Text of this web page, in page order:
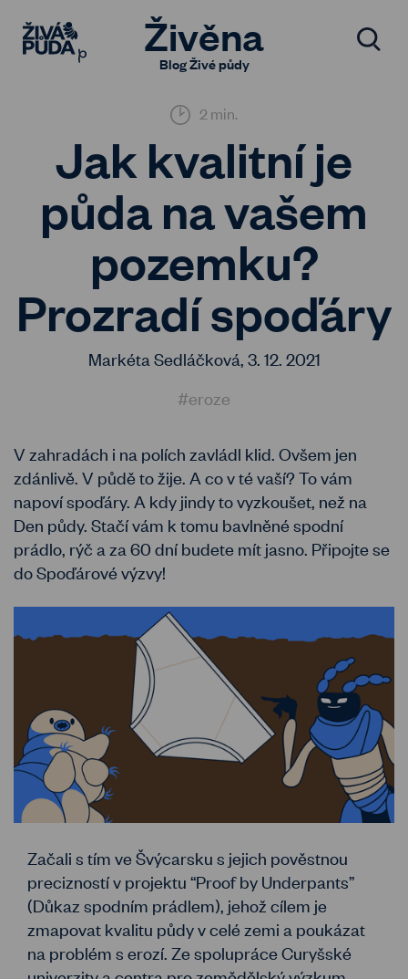
Živěna
Blog Živé půdy
2 min.
Jak kvalitní je
půda na vašem
pozemku?
Prozradí spoďáry
Markéta Sedláčková, 3. 12. 2021
#eroze
V zahradách i na polích zavládl klid. Ovšem jen
zdánlivě. V půdě to žije. A co v té vaší? To vám
napoví spoďáry. A kdy jindy to vyzkoušet, než na
Den půdy. Stačí vám k tomu bavlněné spodní
prádlo, rýč a za 60 dní budete mít jasno. Připojte se
do Spoďárové výzvy!
Začali s tím ve Švýcarsku s jejich pověstnou
precizností v projektu “Proof by Underpants”
(Důkaz spodním prádlem), jehož cílem je
zmapovat kvalitu půdy v celé zemi a poukázat
na problém s erozí. Ze spolupráce Curyšské